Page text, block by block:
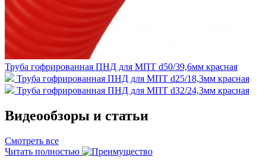
Труба гофрированная ПНД для МПТ d50/39,6мм красная
Труба гофрированная ПНД для МПТ d25/18,3мм красная
Труба гофрированная ПНД для МПТ d32/24,3мм красная
Видеообзоры и статьи
Смотреть все
Читать полностью